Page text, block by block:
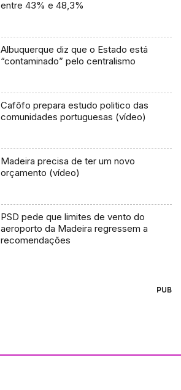
entre 43% e 48,3%
Albuquerque diz que o Estado está
“contaminado” pelo centralismo
Cafôfo prepara estudo politico das
comunidades portuguesas (vídeo)
Madeira precisa de ter um novo
orçamento (vídeo)
PSD pede que limites de vento do
aeroporto da Madeira regressem a
recomendações
PUB